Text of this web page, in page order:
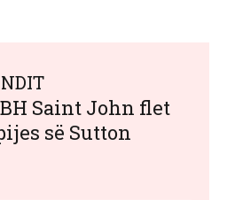
Saint John flet
së Sutton